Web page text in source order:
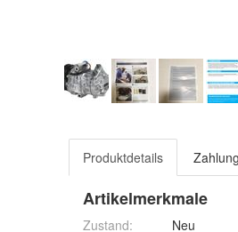
Produktdetails